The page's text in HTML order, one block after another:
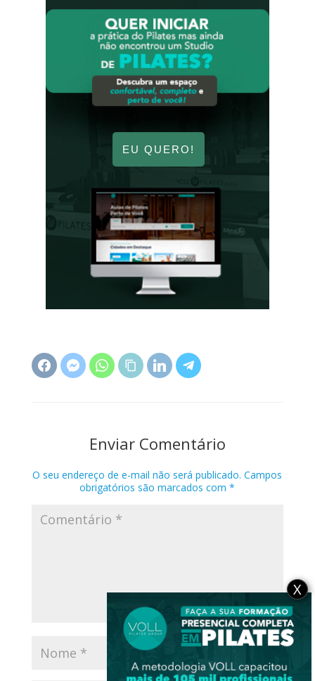
EU QUERO!
Enviar Comentário
O seu endereço de e-mail não será publicado. Campos
obrigatórios são marcados com*
X